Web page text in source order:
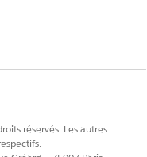
réservés. Les autres